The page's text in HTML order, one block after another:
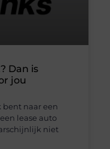
Dan is
jou
bent naar een
lease auto
niet